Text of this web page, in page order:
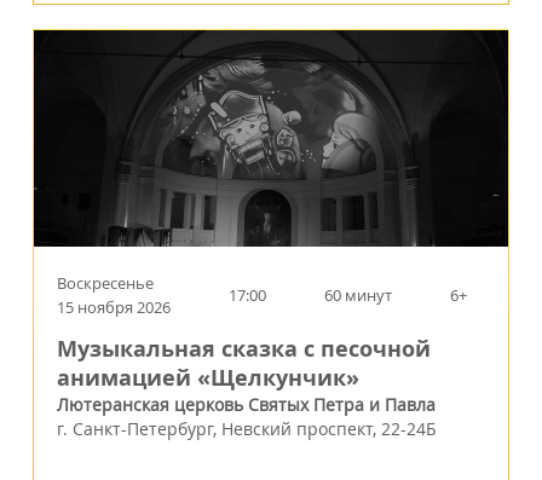
Воскресенье
15 ноября 2026
17:00 60 минут 6+
Музыкальная сказка с песочной
анимацией «Щелкунчик»
Лютеранская церковь Святых Петра и Павла
г. Санкт-Петербург, Невский проспект, 22-24Б